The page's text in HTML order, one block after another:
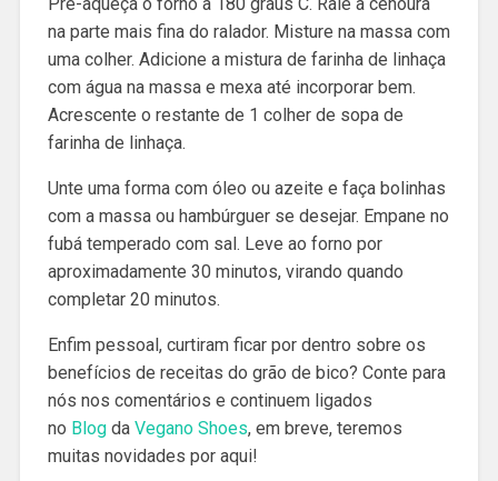
na parte mais fina do ralador. Misture na massa com
uma colher. Adicione a mistura de farinha de linhaça
com água na massa e mexa até incorporar bem.
Acrescente o restante de 1 colher de sopa de
farinha de linhaça.
Unte uma forma com óleo ou azeite e faça bolinhas
com a massa ou hambúrguer se desejar. Empane no
fubá temperado com sal. Leve ao forno por
aproximadamente 30 minutos, virando quando
completar 20 minutos.
Enfim pessoal, curtiram ficar por dentro sobre os
benefícios de receitas do grão de bico? Conte para
nós nos comentários e continuem ligados
no Blogda Vegano Shoes, em breve, teremos
muitas novidades por aqui!